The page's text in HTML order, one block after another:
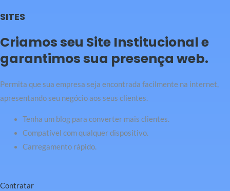
SITES
Criamos seu Site Institucional e
garantimos sua presença web.
Permita que sua empresa seja encontrada facilmente na internet,
apresentando seu negócio aos seus clientes.
Tenha um blog para converter mais clientes.
Compatível com qualquer dispositivo.
Carregamento rápido.
Contratar